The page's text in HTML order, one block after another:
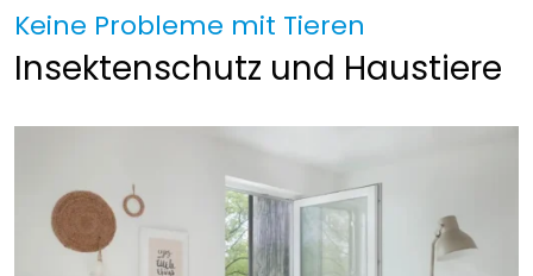
Keine Probleme mit Tieren
Insektenschutz und Haustiere